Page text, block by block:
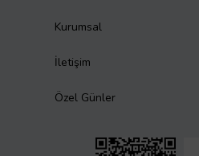
Kurumsal
İletişim
Özel Günler